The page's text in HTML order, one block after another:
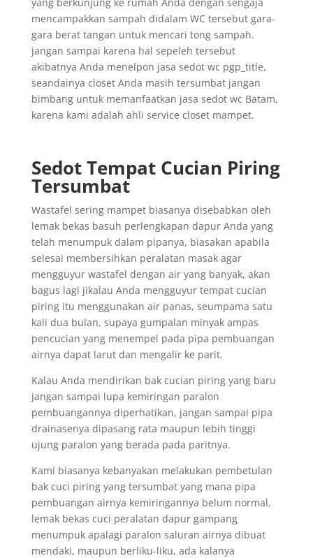
mencampakkan sampah didalam WC tersebut gara-
gara berat tangan untuk mencari tong sampah.
jangan sampai karena hal sepeleh tersebut
akibatnya Anda menelpon jasa sedot wc pgp_title,
seandainya closet Anda masih tersumbat jangan
bimbang untuk memanfaatkan jasa sedot wc Batam,
karena kami adalah ahli service closet mampet.
Sedot Tempat Cucian Piring
Tersumbat
Wastafel sering mampet biasanya disebabkan oleh
lemak bekas basuh perlengkapan dapur Anda yang
telah menumpuk dalam pipanya, biasakan apabila
selesai membersihkan peralatan masak agar
mengguyur wastafel dengan air yang banyak, akan
bagus lagi jikalau Anda mengguyur tempat cucian
piring itu menggunakan air panas, seumpama satu
kali dua bulan, supaya gumpalan minyak ampas
pencucian yang menempel pada pipa pembuangan
airnya dapat larut dan mengalir ke parit.
Kalau Anda mendirikan bak cucian piring yang baru
jangan sampai lupa kemiringan paralon
pembuangannya diperhatikan, jangan sampai pipa
drainasenya dipasang rata maupun lebih tinggi
ujung paralon yang berada pada paritnya.
Kami biasanya kebanyakan melakukan pembetulan
bak cuci piring yang tersumbat yang mana pipa
pembuangan airnya kemiringannya belum normal,
lemak bekas cuci peralatan dapur gampang
menumpuk apalagi paralon saluran airnya dibuat
mendaki, maupun berliku-liku, ada kalanya